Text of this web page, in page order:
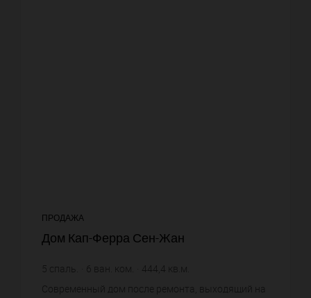
ПРОДАЖА
Дом Кап-Ферра Сен-Жан
5 спаль. 6 ван. ком. 444,4 кв.м.
кв.м. зем. уч. цена за кв.м.
Современный дом после ремонта, выходящий на